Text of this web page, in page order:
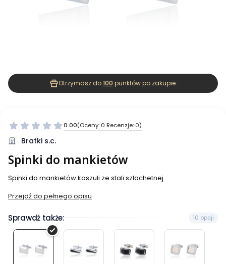
Otrzymasz do100 punktów po zakupie.
0.00(Oceny: 0 Recenzje: 0)
Bratki s.c.
Spinki do mankietów
Spinki do mankietów koszuli ze stali szlachetnej.
Przejdź do pełnego opisu
Sprawdź także: 10 opcji
Spinki
Spinki
Spinki
Spinki